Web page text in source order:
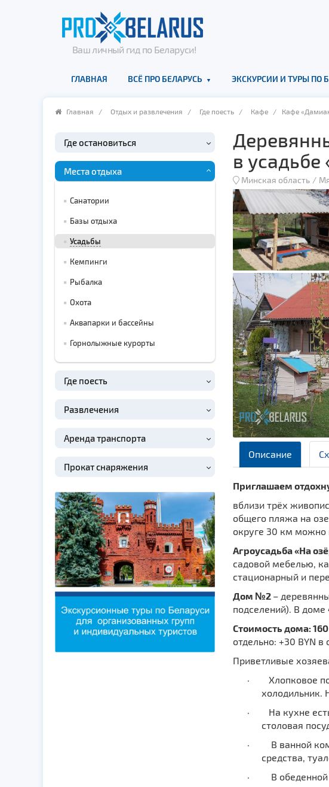
Ваш личный гид по Беларуси!
ГЛАВНАЯ ВСЁ ПРО БЕЛАРУСЬ ЭКСКУРСИИ И ТУРЫ ПО
Главная / Отдых и развлечения / Где поесть / Кафе / Кафе
Где остановиться
Места отдыха
Санатории
Базы отдыха
Усадьбы
Кемпинги
Рыбалка
Охота
Аквапарки и бассейны
Горнолыжные курорты
Где поесть
Развлечения
Аренда транспорта
Прокат снаряжения
в усадьбе
Минская область
Описание
Приглашаем
вблизи трёх
общего пляжа на
округе 30 км можно
Агроусадьба «На
садовой мебелью,
стационарный и
Дом №2 –
подселений). В доме
Стоимость дома: 160
отдельно: +30 BYN
Приветливые
· Хлопковое
холодильник.
· На кухне есть
столовая
· В ванной
средства,
· В обеденной